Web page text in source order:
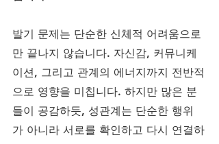
발기 문제는 단순한 신체적 어려움으로
만 끝나지 않습니다. 자신감, 커뮤니케
이션, 그리고 관계의 에너지까지 전반적
으로 영향을 미칩니다. 하지만 많은 분
들이 공감하듯, 성관계는 단순한 행위
가 아니라 서로를 확인하고 다시 연결하